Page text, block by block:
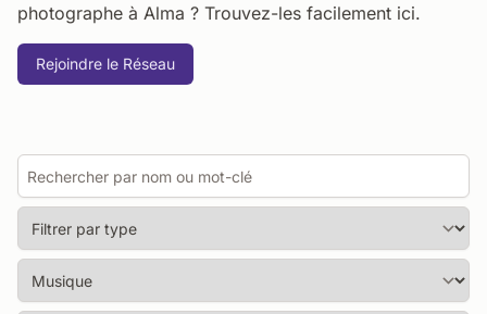
photographe à Alma ? Trouvez-les facilement ici.
Rejoindre le Réseau